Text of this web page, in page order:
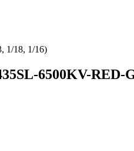
1/18, 1/16)
6500KV-RED-